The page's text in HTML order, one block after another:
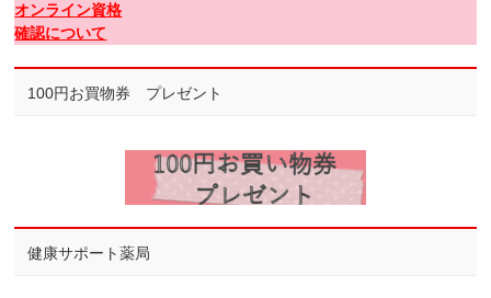
オンライン資格
確認について
100円お買物券 プレゼント
健康サポート薬局